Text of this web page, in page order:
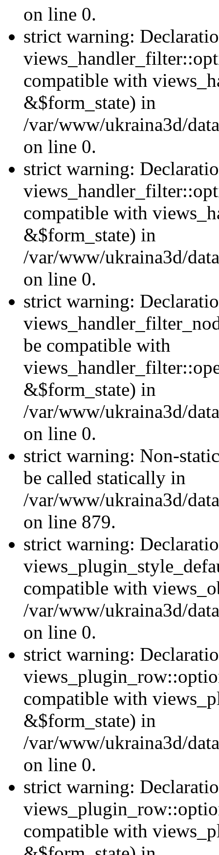
on line 0.
strict warning:
compatible with
&$form_state) in
/var/www/ukraina3d/
on line 0.
strict warning:
compatible with
&$form_state) in
/var/www/ukraina3d/
on line 0.
strict warning:
be compatible with
&$form_state) in
/var/www/ukraina3d/
on line 0.
strict warning: Non-
be called statically in
/var/www/ukraina3d/
on line 879.
strict warning:
compatible with
/var/www/ukraina3d/
on line 0.
strict warning:
compatible with
&$form_state) in
/var/www/ukraina3d/
on line 0.
strict warning:
compatible with